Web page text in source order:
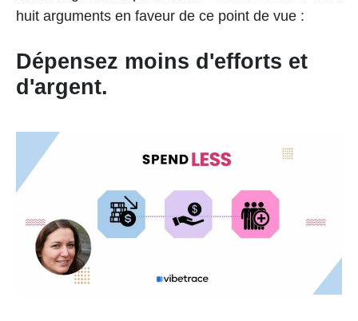
huit arguments en faveur de ce point de vue :
Dépensez moins d'efforts et
d'argent.